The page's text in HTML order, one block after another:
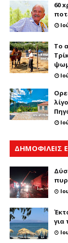
60
Το
ΔΗΜΟΦΙΛΕΙΣ
για